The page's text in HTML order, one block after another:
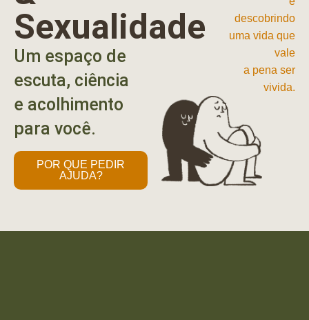
Sexualidade
Um espaço de
escuta, ciência
e acolhimento
para você.
POR QUE PEDIR
AJUDA?
descobrindo
uma vida que
vale
a pena ser
vivida.